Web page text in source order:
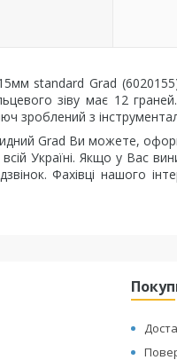
standard Grad
зіву має 12
зроблений з
Grad Ви можете,
всій Україні. Якщо у Вас
Фахівці нашого